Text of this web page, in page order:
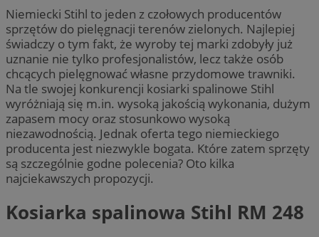
Niemiecki Stihl to jeden z czołowych producentów
sprzętów do pielęgnacji terenów zielonych. Najlepiej
świadczy o tym fakt, że wyroby tej marki zdobyły już
uznanie nie tylko profesjonalistów, lecz także osób
chcących pielęgnować własne przydomowe trawniki.
Na tle swojej konkurencji kosiarki spalinowe Stihl
wyróżniają się m.in. wysoką jakością wykonania, dużym
zapasem mocy oraz stosunkowo wysoką
niezawodnością. Jednak oferta tego niemieckiego
producenta jest niezwykle bogata. Które zatem sprzęty
są szczególnie godne polecenia? Oto kilka
najciekawszych propozycji.
Kosiarka spalinowa Stihl RM 248